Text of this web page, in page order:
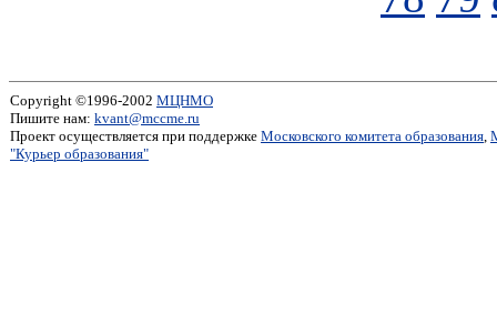
Copyright ©1996-2002 МЦНМО
Пишите нам: kvant@mccme.ru
Проект осуществляется при поддержке Московского комитета образования,
"Курьер образования"